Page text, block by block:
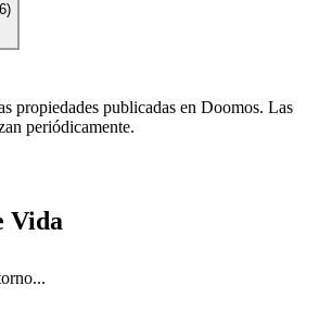
6)
propiedades publicadas en Doomos. Las
periódicamente.
Vida